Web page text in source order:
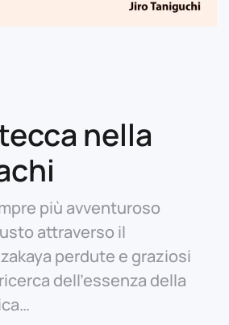
nella
più avventuroso
attraverso il
perdute e graziosi
dell’essenza della